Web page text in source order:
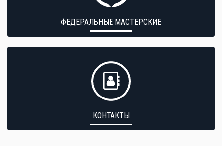
ФЕДЕРАЛЬНЫЕ МАСТЕРСКИЕ
КОНТАКТЫ